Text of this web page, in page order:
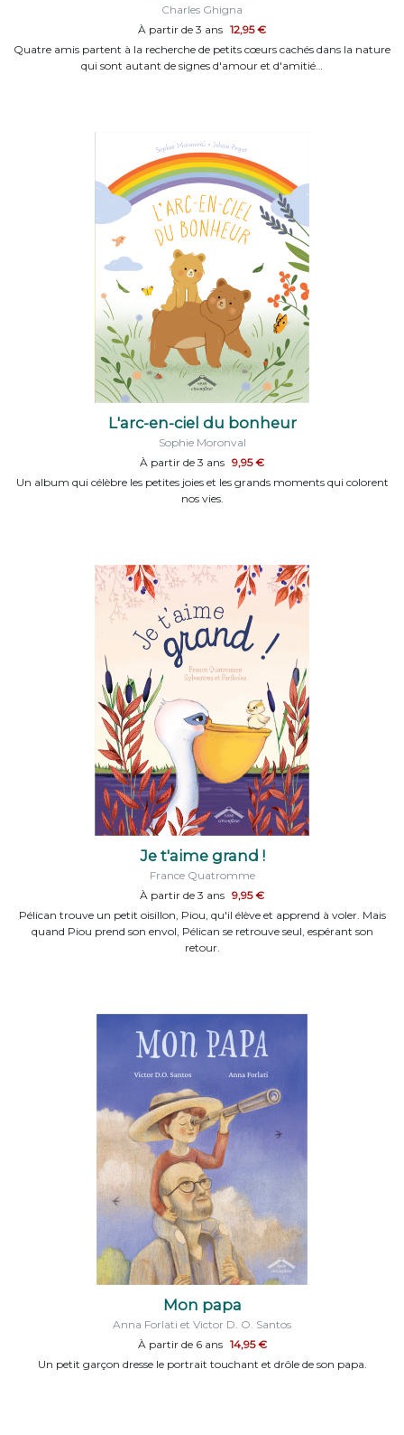
Charles Ghigna
À partir de 3 ans 12,95 €
Quatre amis partent à la recherche de petits cœurs cachés dans la nature
qui sont autant de signes d'amour et d'amitié…
L'arc-en-ciel du bonheur
Sophie Moronval
À partir de 3 ans 9,95 €
Un album qui célèbre les petites joies et les grands moments qui colorent
nos vies.
Je t'aime grand !
France Quatromme
À partir de 3 ans 9,95 €
Pélican trouve un petit oisillon, Piou, qu'il élève et apprend à voler. Mais
quand Piou prend son envol, Pélican se retrouve seul, espérant son
retour.
Mon papa
Anna Forlati et Victor D. O. Santos
À partir de 6 ans 14,95 €
Un petit garçon dresse le portrait touchant et drôle de son papa.